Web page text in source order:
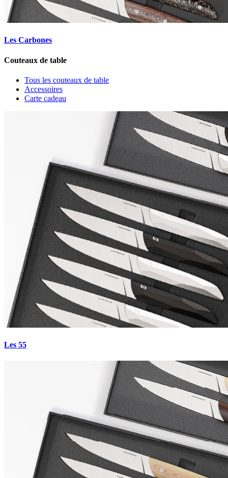
Les Carbones
Couteaux de table
Tous les couteaux de table
Accessoires
Carte cadeau
Les 55
5.0 27 avis
Payez en 4x sans frais avec Paypal
Unigold